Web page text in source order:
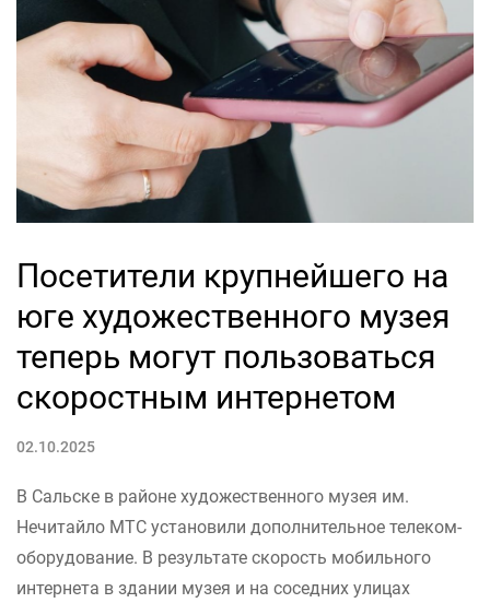
Посетители крупнейшего на
юге художественного музея
теперь могут пользоваться
скоростным интернетом
02.10.2025
В Сальске в районе художественного музея им.
Нечитайло МТС установили дополнительное телеком-
оборудование. В результате скорость мобильного
интернета в здании музея и на соседних улицах